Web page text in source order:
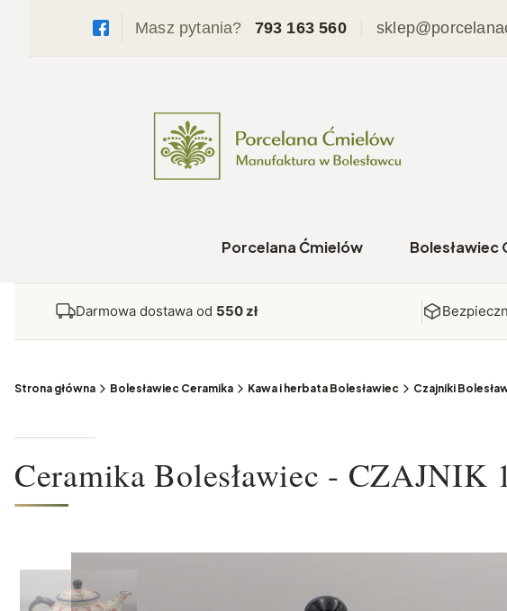
Masz pytania? 793 163 560
Porcelana Ćmielów Bolesławiec
Darmowa dostawa od 550 zł
Strona główna Bolesławiec Ceramika Kawa i herbata Bolesławiec Czajniki
Ceramika Bolesławiec - CZAJNIK